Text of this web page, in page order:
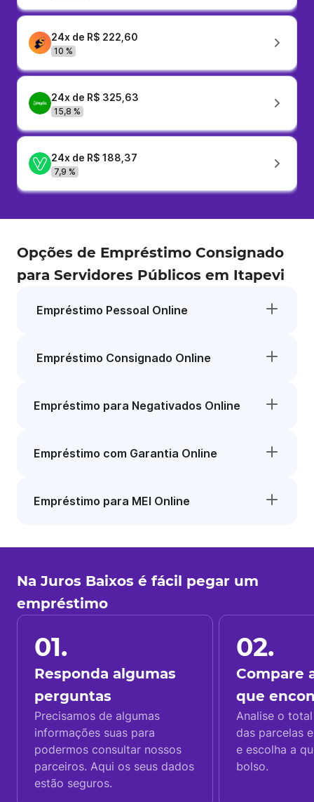
24x de R$ 222,60
10 %
24x de R$ 325,63
15,8 %
24x de R$ 188,37
7,9 %
Opções de Empréstimo Consignado
para Servidores Públicos em Itapevi
Empréstimo Pessoal Online
Empréstimo Consignado Online
Empréstimo para Negativados Online
Empréstimo com Garantia Online
Empréstimo para MEI Online
Na Juros Baixos é fácil pegar um
empréstimo
01.
Responda algumas
perguntas
Precisamos de algumas
informações suas para
podermos consultar nossos
parceiros. Aqui os seus dados
estão seguros.
02.
Compare
que
Analise o
das parcelas
e escolha a
bolso.